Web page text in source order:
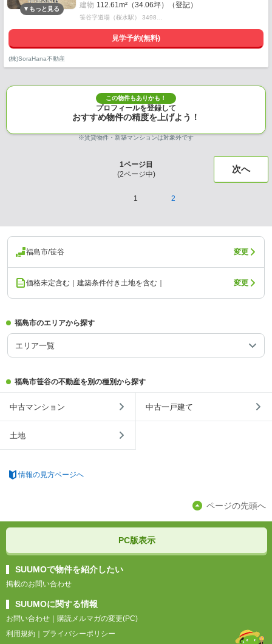
建物 112.61m²（34.06坪）（登記）
笹谷字道場（桜水駅） 3498…
見学予約(無料)
(株)SoraHana不動産
この物件もありかも！
プロフィールを登録して
おすすめ物件の精度を上げよう！
※賃貸物件・新築マンションは対象外です
1ページ目
(2ページ中) 次へ
1 2
福島市/笹谷 変更
価格未定含む｜建築条件付き土地を含む｜ 変更
福島市のエリアから探す
エリア一覧
福島市笹谷の不動産を別の種別から探す
中古マンション 中古一戸建て
土地
情報の見方ページへ
ページの先頭へ
PC版表示
SUUMOで物件を紹介したい
掲載のお問い合わせ
SUUMOに関する情報
お問い合わせ
購読メルマガの変更(PC)
利用規約
プライバシーポリシー